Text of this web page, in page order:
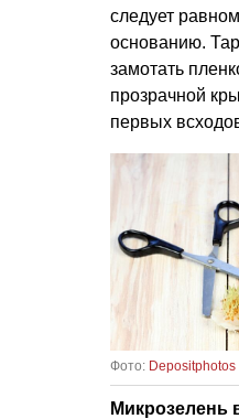
следует
основанию.
замотать
прозрачной
первых
Фото: Depositphotos
Микрозелень